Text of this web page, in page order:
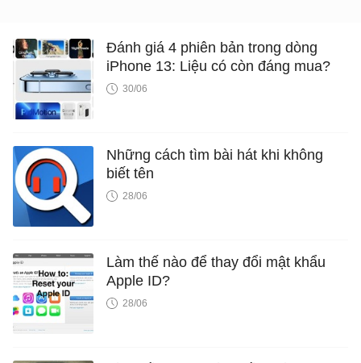
Đánh giá 4 phiên bản trong dòng
iPhone 13: Liệu có còn đáng mua?
30/06
Những cách tìm bài hát khi không
biết tên
28/06
Làm thế nào để thay đổi mật khẩu
Apple ID?
28/06